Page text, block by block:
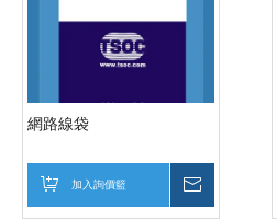
網路線袋
加入詢價籃